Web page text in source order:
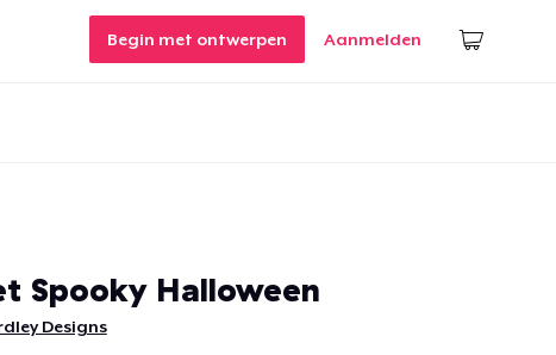
Begin met ontwerpen Aanmelden
Spooky Halloween
Designs